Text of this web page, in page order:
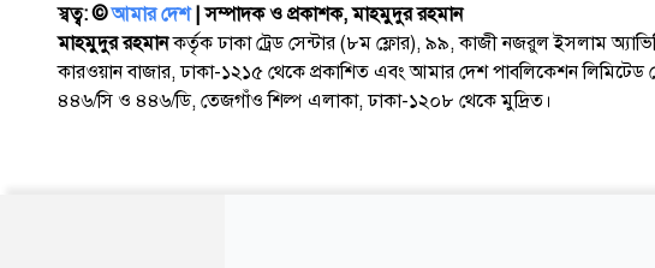
স্বত্ব: ©️আমার দেশ| সম্পাদক ও প্রকাশক, মাহমুদুর রহমান
মাহমুদুর রহমানকর্তৃক ঢাকা ট্রেড সেন্টার (৮ম ফ্লোর), ৯৯, কাজী নজরুল ইসলাম
কারওয়ান বাজার, ঢাকা-১২১৫ থেকে প্রকাশিত এবং আমার দেশ পাবলিকেশন লিমিটেড
৪৪৬/সি ও ৪৪৬/ডি, তেজগাঁও শিল্প এলাকা, ঢাকা-১২০৮ থেকে মুদ্রিত।